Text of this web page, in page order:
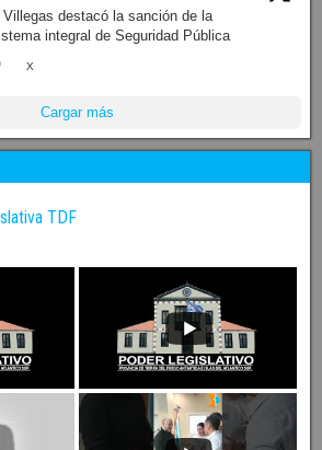
destacó la sanción de la
integral de Seguridad Pública
X
Cargar más
TDF